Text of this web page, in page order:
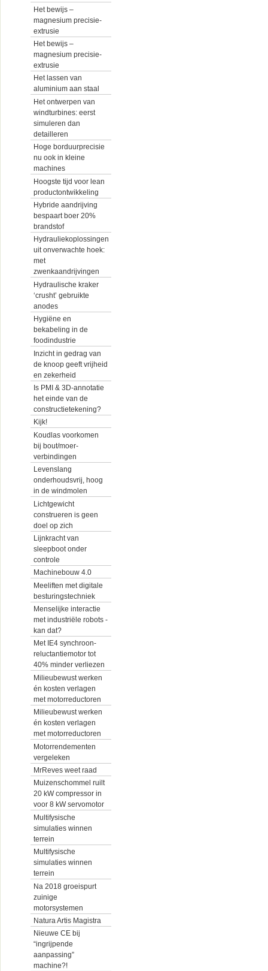
Het bewijs –
magnesium precisie-
extrusie
Het bewijs –
magnesium precisie-
extrusie
Het lassen van
aluminium aan staal
Het ontwerpen van
windturbines: eerst
simuleren dan
detailleren
Hoge borduurprecisie
nu ook in kleine
machines
Hoogste tijd voor lean
productontwikkeling
Hybride aandrijving
bespaart boer 20%
brandstof
Hydrauliekoplossingen
uit onverwachte hoek:
met
zwenkaandrijvingen
Hydraulische kraker
‘crusht’ gebruikte
anodes
Hygiëne en
bekabeling in de
foodindustrie
Inzicht in gedrag van
de knoop geeft vrijheid
en zekerheid
Is PMI & 3D-annotatie
het einde van de
constructietekening?
Kijk!
Koudlas voorkomen
bij bout/moer-
verbindingen
Levenslang
onderhoudsvrij, hoog
in de windmolen
Lichtgewicht
construeren is geen
doel op zich
Lijnkracht van
sleepboot onder
controle
Machinebouw 4.0
Meeliften met digitale
besturingstechniek
Menselijke interactie
met industriële robots -
kan dat?
Met IE4 synchroon-
reluctantiemotor tot
40% minder verliezen
Milieubewust werken
én kosten verlagen
met motorreductoren
Milieubewust werken
én kosten verlagen
met motorreductoren
Motorrendementen
vergeleken
MrReves weet raad
Muizenschommel ruilt
20 kW compressor in
voor 8 kW servomotor
Multifysische
simulaties winnen
terrein
Multifysische
simulaties winnen
terrein
Na 2018 groeispurt
zuinige
motorsystemen
Natura Artis Magistra
Nieuwe CE bij
“ingrijpende
aanpassing”
machine?!